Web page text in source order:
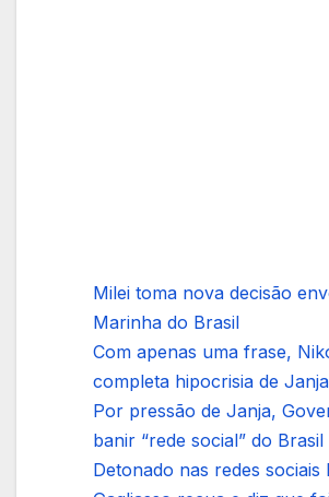
Milei toma nova decisão
Marinha do Brasil
Com apenas uma frase,
completa hipocrisia de Janja
Por pressão de Janja,
banir “rede social” do Brasil
Detonado nas redes sociais